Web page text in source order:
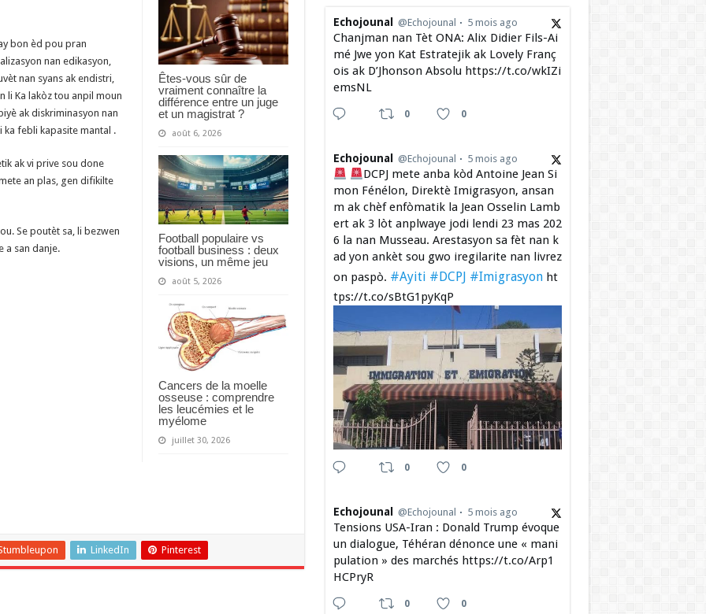
Êtes-vous sûr de
vraiment connaître la
différence entre un juge
et un magistrat ?
août 6, 2026
Football populaire vs
football business : deux
visions, un même jeu
août 5, 2026
Cancers de la moelle
osseuse : comprendre
les leucémies et le
myélome
juillet 30, 2026
bon èd pou pran
nan edikasyon,
nan syans ak endistri,
li Ka lakòz tou anpil moun
ak diskriminasyon nan
febli kapasite mantal .
ak vi prive sou done
an plas, gen difikilte
Se poutèt sa, li bezwen
a san danje.
LinkedIn Pinterest
Echojounal @Echojounal 5 mois ago
Chanjman nan Tèt ONA: Alix Didier Fils-Ai
mé Jwe yon Kat Estratejik ak Lovely Franç
ois ak D’Jhonson Absolu https://t.co/wkIZi
emsNL
0 0
Echojounal @Echojounal 5 mois ago
DCPJ mete anba kòd Antoine Jean Si
mon Fénélon, Direktè Imigrasyon, ansan
m ak chèf enfòmatik la Jean Osselin Lamb
ert ak 3 lòt anplwaye jodi lendi 23 mas 202
6 la nan Musseau. Arestasyon sa fèt nan k
ad yon ankèt sou gwo iregilarite nan livrez
on paspò. #Ayiti #DCPJ #Imigrasyonht
tps://t.co/sBtG1pyKqP
0 0
Echojounal @Echojounal 5 mois ago
Tensions USA-Iran : Donald Trump évoque
un dialogue, Téhéran dénonce une « mani
pulation » des marchés https://t.co/Arp1
HCPryR
0 0